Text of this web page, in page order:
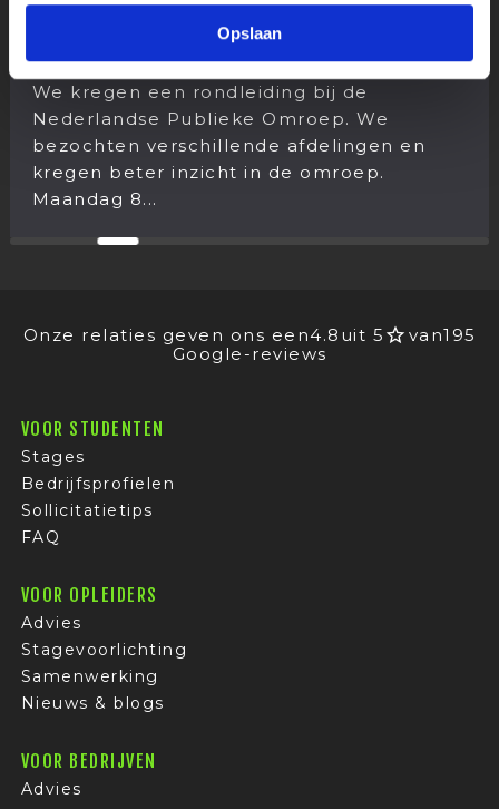
Opslaan
RONDLEIDING NPO
We kregen een rondleiding bij de
Nederlandse Publieke Omroep. We
bezochten verschillende afdelingen en
kregen beter inzicht in de omroep.
Maandag 8...
Onze relaties geven ons een4.8 uit 5 van195
Google-reviews
VOOR STUDENTEN
Stages
Bedrijfsprofielen
Sollicitatietips
FAQ
VOOR OPLEIDERS
Advies
Stagevoorlichting
Samenwerking
Nieuws & blogs
VOOR BEDRIJVEN
Advies